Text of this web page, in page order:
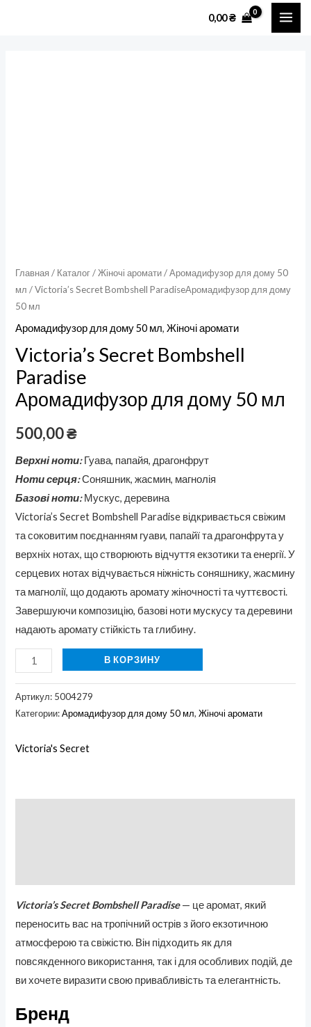
0,00₴
Главная / Каталог/Жіночі аромати/Аромадифузор для дому 50
мл / Victoria’s Secret Bombshell ParadiseАромадифузор для дому
50 мл
Аромадифузор для дому 50 мл,Жіночі аромати
Victoria’s Secret Bombshell
Paradise
Аромадифузор для дому 50 мл
500,00₴
Верхні ноти: Гуава, папайя, драгонфрут
Ноти серця:Соняшник, жасмин, магнолія
Базові ноти:Мускус, деревина
Victoria’s Secret Bombshell Paradise відкривається свіжим
та соковитим поєднанням гуави, папайї та драгонфрута у
верхніх нотах, що створюють відчуття екзотики та енергії. У
серцевих нотах відчувається ніжність соняшнику, жасмину
та магнолії, що додають аромату жіночності та чуттєвості.
Завершуючи композицію, базові ноти мускусу та деревини
надають аромату стійкість та глибину.
В КОРЗИНУ
Артикул: 5004279
Категории:Аромадифузор для дому 50 мл,Жіночі аромати
Victoria's Secret
Victoria’s Secret Bombshell Paradise— це аромат, який
переносить вас на тропічний острів з його екзотичною
атмосферою та свіжістю. Він підходить як для
повсякденного використання, так і для особливих подій, де
ви хочете виразити свою привабливість та елегантність.
Бренд